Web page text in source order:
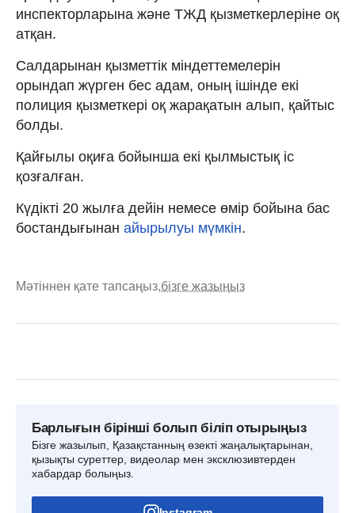
инспекторларына және ТЖД қызметкерлеріне оқ
атқан.
Салдарынан қызметтік міндеттемелерін
орындап жүрген бес адам, оның ішінде екі
полиция қызметкері оқ жарақатын алып, қайтыс
болды.
Қайғылы оқиға бойынша екі қылмыстық іс
қозғалған.
Күдікті 20 жылға дейін немесе өмір бойына бас
бостандығынан айырылуы мүмкін.
Мәтіннен қате тапсаңыз,бізге жазыңыз
Барлығын бірінші болып біліп отырыңыз
Бізге жазылып, Қазақстанның өзекті жаңалықтарынан,
қызықты суреттер, видеолар мен эксклюзивтерден
хабардар болыңыз.